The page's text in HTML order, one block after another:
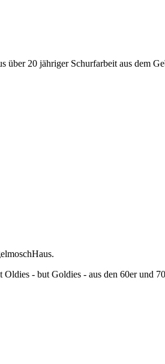
20 jähriger Schurfarbeit aus dem
- but Goldies - aus den 60er und